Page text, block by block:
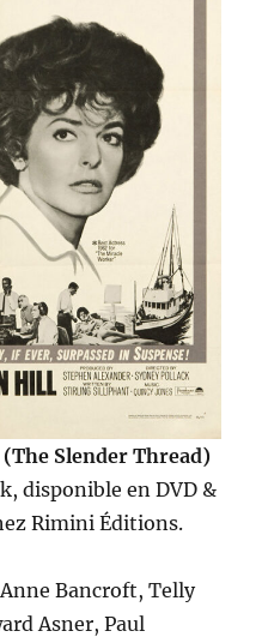
(The Slender Thread)
disponible en DVD &
Rimini Éditions.
Bancroft, Telly
Asner, Paul